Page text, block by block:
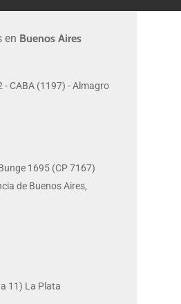
en Buenos Aires
- CABA (1197) - Almagro
1695 (CP 7167)
de Buenos Aires,
11) La Plata